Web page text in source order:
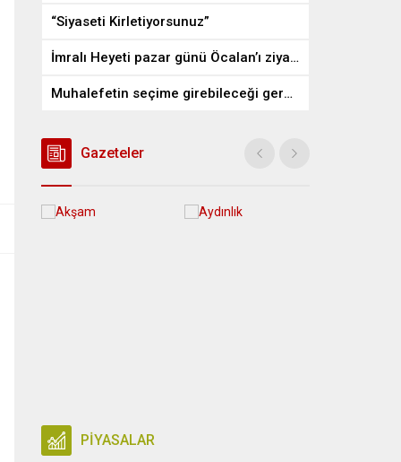
“Siyaseti Kirletiyorsunuz”
İmralı Heyeti pazar günü Öcalan’ı ziyaret edecek
Muhalefetin seçime girebileceği gerçek bir alan kalmayabilir
Gazeteler
PİYASALAR